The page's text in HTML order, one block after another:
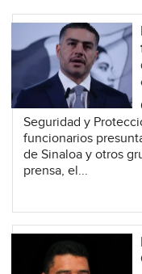
Seguridad y
funcionarios
de Sinaloa y otros
prensa, el...